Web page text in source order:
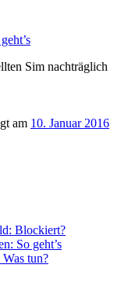
Sim nachträglich
am 10. Januar 2016
Blockiert?
So geht’s
tun?